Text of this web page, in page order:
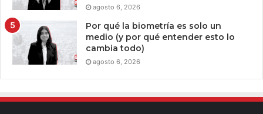
agosto 6, 2026
Por qué la biometría es solo un
medio (y por qué entender esto lo
cambia todo)
agosto 6, 2026